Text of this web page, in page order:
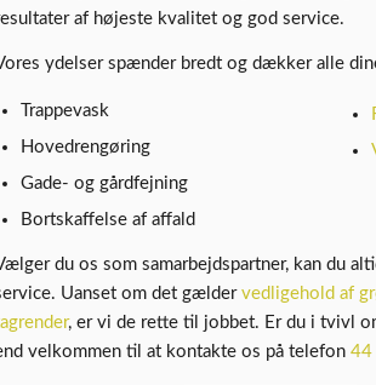
af højeste kvalitet og god service.
ydelser spænder bredt og dækker alle
Trappevask
Hovedrengøring
Gade- og gårdfejning
Bortskaffelse af affald
du os som samarbejdspartner, kan du
Uanset om det gælder vedligehold af
, er vi de rette til jobbet. Er du i tvivl
velkommen til at kontakte os på telefon 44